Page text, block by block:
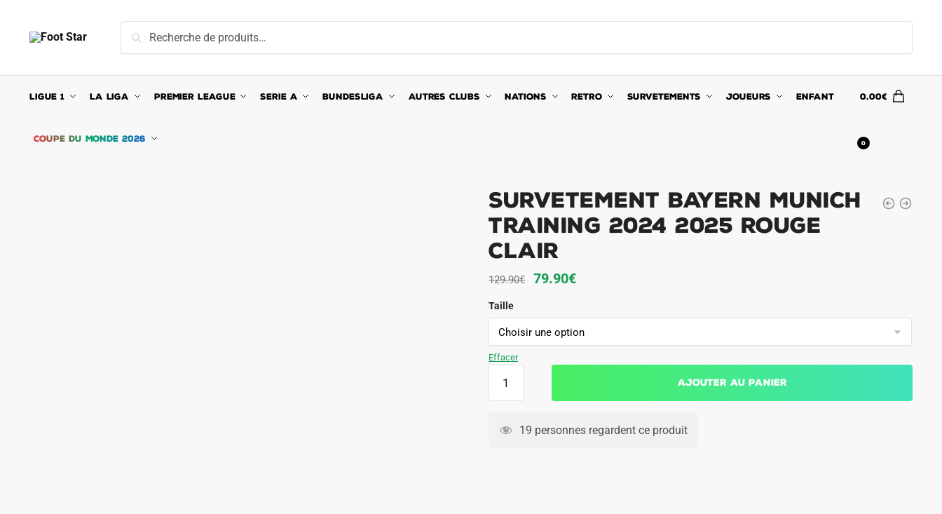
navigation
content
pour :
Recherche
LIGUE 1 LA LIGA PREMIER LEAGUE SERIE A BUNDESLIGA AUTRES CLUBS NATIONS RETRO SURVETEMENTS JOUEURS ENFANT
COUPE DU MONDE 2026
0.00€
0
Survetement Bayern Munich
Training 2024 2025 Rouge
Clair
129.90€
Le
initial
était :
79.90€Le
actuel
est :
Taille
Effacer
Bayern
Ajouter au panier
19 personnes regardent ce produit